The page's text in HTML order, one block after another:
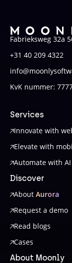
Fabrieksweg 32a
+31 40 209 4322
KvK nummer:
Services
Innovate with
Elevate with
Automate with AI
Discover
About Aurora
Request a demo
Read blogs
Cases
About Moonly